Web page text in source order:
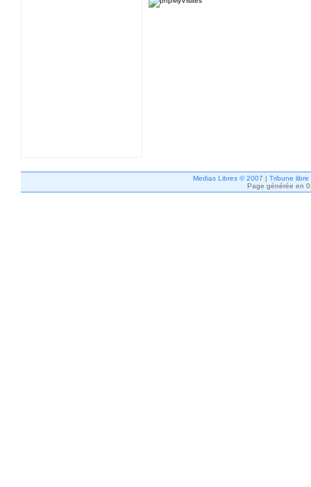
Medias Libres © 2007 | Tribune libre
Page générée en